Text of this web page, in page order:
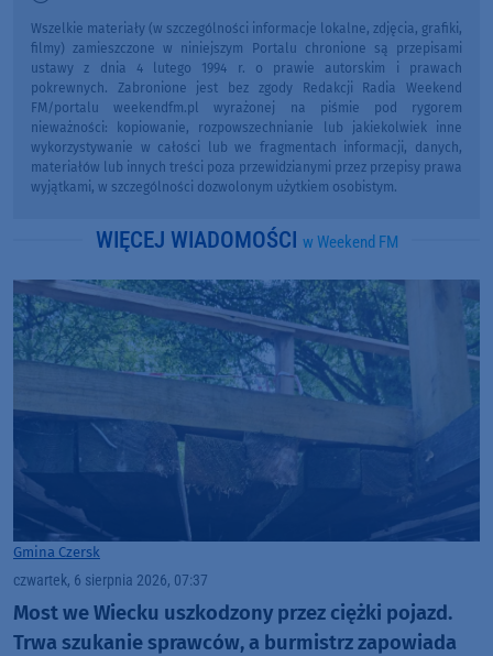
Wszelkie materiały (w szczególności informacje lokalne, zdjęcia, grafiki,
filmy) zamieszczone w niniejszym Portalu chronione są przepisami
ustawy z dnia 4 lutego 1994 r. o prawie autorskim i prawach
pokrewnych. Zabronione jest bez zgody Redakcji Radia Weekend
FM/portalu weekendfm.pl wyrażonej na piśmie pod rygorem
nieważności: kopiowanie, rozpowszechnianie lub jakiekolwiek inne
wykorzystywanie w całości lub we fragmentach informacji, danych,
materiałów lub innych treści poza przewidzianymi przez przepisy prawa
wyjątkami, w szczególności dozwolonym użytkiem osobistym.
WIĘCEJ WIADOMOŚCI w Weekend FM
Gmina Czersk
czwartek, 6 sierpnia 2026, 07:37
Most we Wiecku uszkodzony przez ciężki pojazd.
Trwa szukanie sprawców, a burmistrz zapowiada